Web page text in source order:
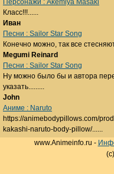
Персонажи : Akemiya Masaki
Класс!!!......
Иван
Песни : Sailor Star Song
Конечно можно, так все
Megumi Reinard
Песни : Sailor Star Song
Ну можно было бы и автора
указать.........
John
Аниме : Naruto
https://animebodypillows.com/
kakashi-naruto-body-pillow/......
www.Animeinfo.ru -